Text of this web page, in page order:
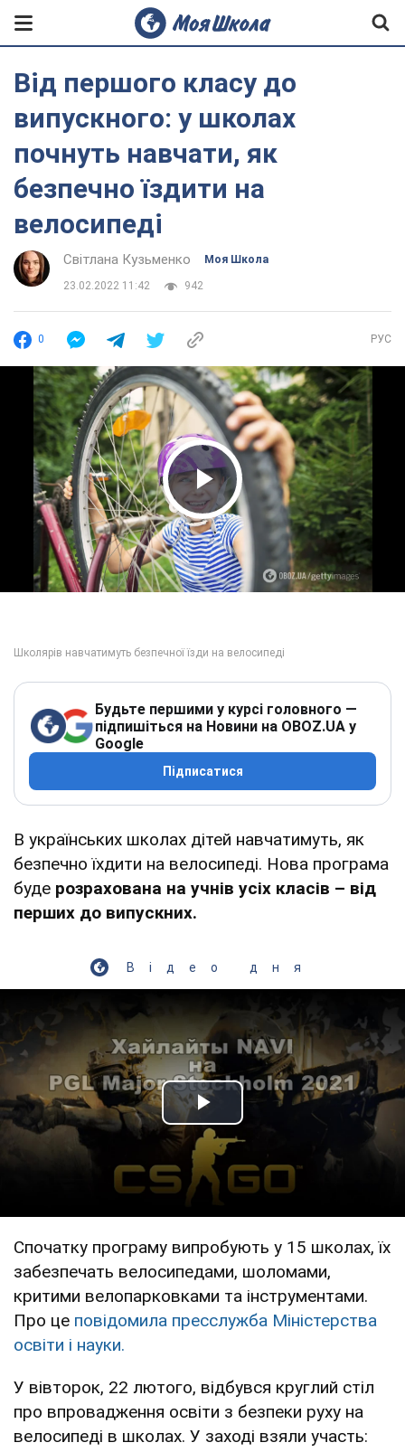
Від першого класу до
випускного: у школах
почнуть навчати, як
безпечно їздити на
велосипеді
Світлана Кузьменко Моя Школа
23.02.2022 11:42 942
0 РУС
Play Video
Будьте першими у курсі головного —
підпишіться на Новини на OBOZ.UA у
Google
Підписатися
В українських школах дітей навчатимуть, як
безпечно їхдити на велосипеді. Нова програма
буде розрахована на учнів усіх класів – від
перших до випускних.
Відео дня
Play Video
Спочатку програму випробують у 15 школах, їх
забезпечать велосипедами, шоломами,
критими велопарковками та інструментами.
Про це повідомила пресслужба Міністерства
освіти і науки.
У вівторок, 22 лютого, відбувся круглий стіл
про впровадження освіти з безпеки руху на
велосипеді в школах. У заході взяли участь: